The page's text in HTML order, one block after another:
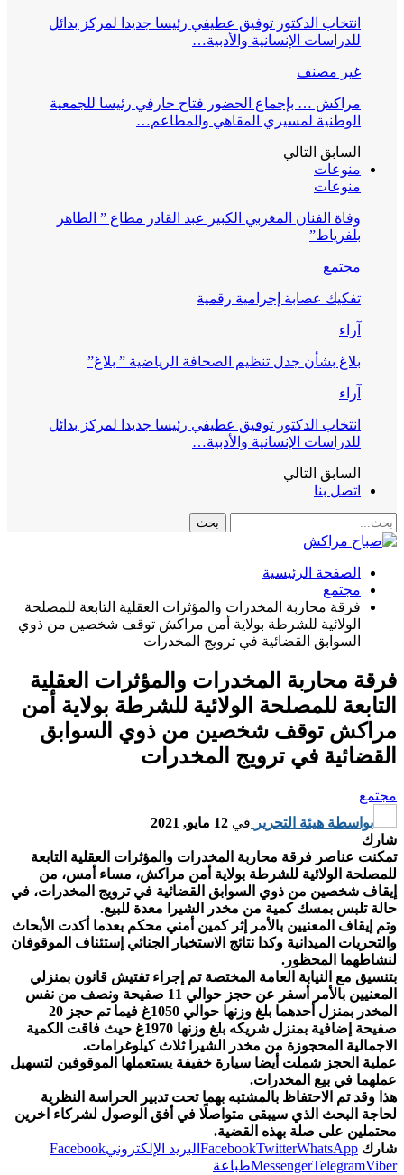
انتخاب الدكتور توفيق عطيفي رئيسا جديدا لمركز بدائل
للدراسات الإنسانية والأدبية…
غير مصنف
مراكش … بإجماع الحضور فتاح حارفي رئيسا للجمعية
الوطنية لمسيري المقاهي والمطاعم…
السابق التالي
منوعات
منوعات
وفاة الفنان المغربي الكبير عبد القادر مطاع ” الطاهر
بلفرياط”
مجتمع
تفكيك عصابة إجرامية رقمية
آراء
بلاغ بشأن جدل تنظيم الصحافة الرياضية ” بلاغ”
آراء
انتخاب الدكتور توفيق عطيفي رئيسا جديدا لمركز بدائل
للدراسات الإنسانية والأدبية…
السابق التالي
اتصل بنا
الصفحة الرئيسية
مجتمع
فرقة محاربة المخدرات والمؤثرات العقلية التابعة للمصلحة
الولائية للشرطة بولاية أمن مراكش توقف شخصين من ذوي
السوابق القضائية في ترويج المخدرات
فرقة محاربة المخدرات والمؤثرات العقلية
التابعة للمصلحة الولائية للشرطة بولاية أمن
مراكش توقف شخصين من ذوي السوابق
القضائية في ترويج المخدرات
مجتمع
بواسطة هيئة التحرير في 12 مايو, 2021
شارك
تمكنت عناصر فرقة محاربة المخدرات والمؤثرات العقلية التابعة
للمصلحة الولائية للشرطة بولاية أمن مراكش، مساء أمس، من
إيقاف شخصين من ذوي السوابق القضائية في ترويج المخدرات، في
حالة تلبس بمسك كمية من مخدر الشيرا معدة للبيع.
وتم إيقاف المعنيين بالأمر إثر كمين أمني محكم بعدما أكدت الأبحاث
والتحريات الميدانية وكدا نتائج الاستخبار الجنائي إستئناف الموقوفان
لنشاطهما المحظور.
بتنسيق مع النيابة العامة المختصة تم إجراء تفتيش قانون بمنزلي
المعنيين بالأمر أسفر عن حجز حوالي 11 صفيحة ونصف من نفس
المخدر بمنزل أحدهما بلغ وزنها حوالي 1050غ فيما تم حجز 20
صفيحة إضافية بمنزل شريكه بلغ وزنها 1970غ حيث فاقت الكمية
الاجمالية المحجوزة من مخدر الشيرا ثلاث كيلوغرامات.
عملية الحجز شملت أيضا سيارة خفيفة يستعملها الموقوفين لتسهيل
عملهما في بيع المخدرات.
هذا وقد تم الاحتفاظ بالمشتبه بهما تحت تدبير الحراسة النظرية
لحاجة البحث الذي سيبقى متواصلًا في أفق الوصول لشركاء اخرين
محتملين على صلة بهذه القضية.
شارك
FacebookTwitterWhatsApp البريد الإلكترونيFacebook
MessengerTelegramViber طباعة